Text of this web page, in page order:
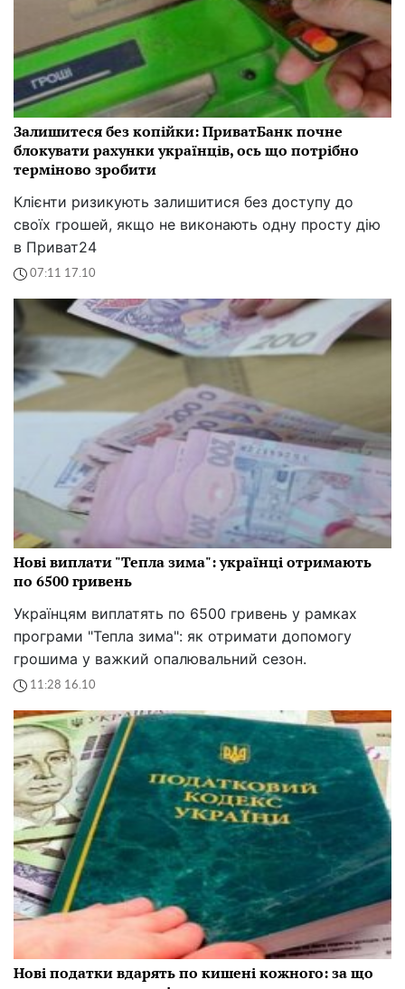
Залишитеся без копійки: ПриватБанк почне
блокувати рахунки українців, ось що потрібно
терміново зробити
Клієнти ризикують залишитися без доступу до
своїх грошей, якщо не виконають одну просту дію
в Приват24
07:11 17.10
Нові виплати "Тепла зима": українці отримають
по 6500 гривень
Українцям виплатять по 6500 гривень у рамках
програми "Тепла зима": як отримати допомогу
грошима у важкий опалювальний сезон.
11:28 16.10
Нові податки вдарять по кишені кожного: за що